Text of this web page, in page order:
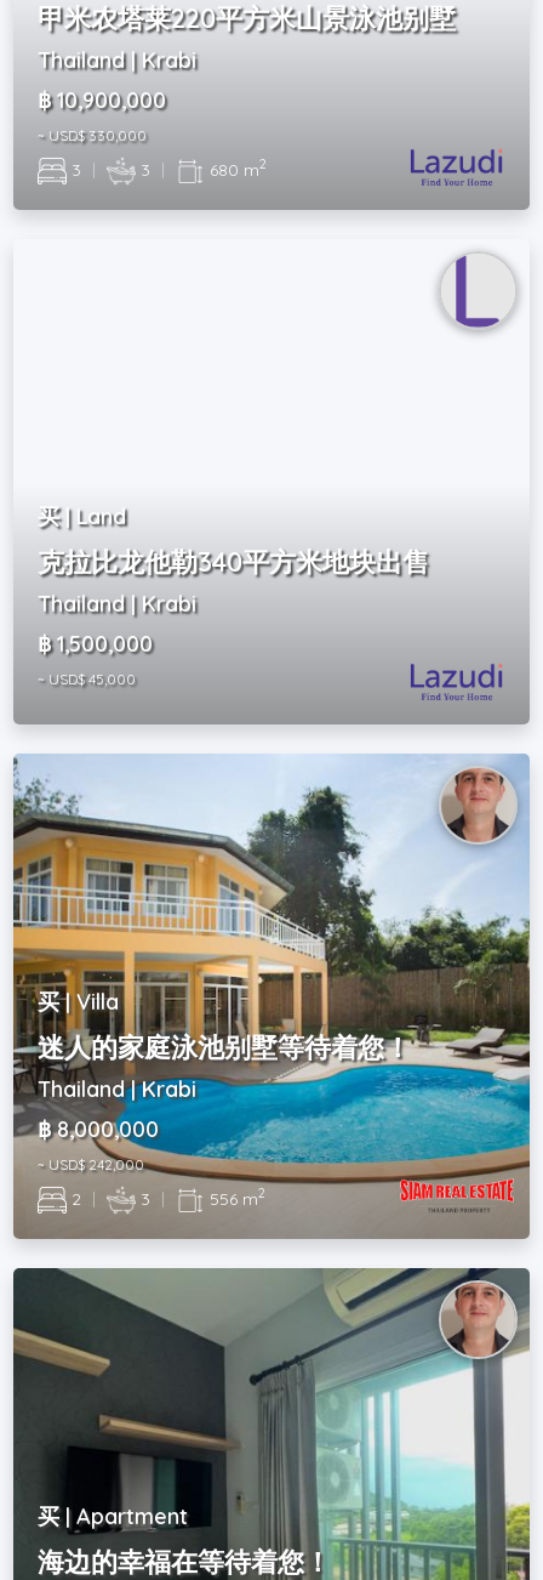
甲米农塔莱220平方米山景泳池别墅
Thailand | Krabi
฿ 10,900,000
~ USD$ 330,000
3 | 3 | 680 m2
买 | Land
克拉比龙他勒340平方米地块出售
Thailand | Krabi
฿ 1,500,000
~ USD$ 45,000
买 | Villa
迷人的家庭泳池别墅等待着您！
Thailand | Krabi
฿ 8,000,000
~ USD$ 242,000
2 | 3 | 556 m2
买 | Apartment
海边的幸福在等待着您！